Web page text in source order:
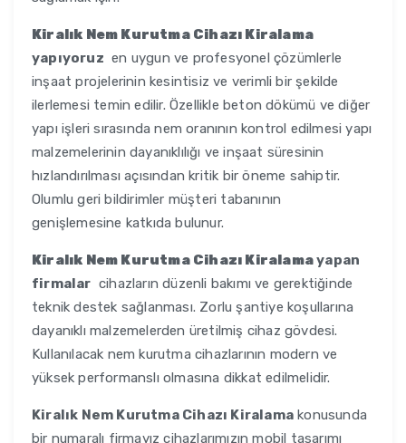
Kiralık Nem Kurutma Cihazı Kiralama
yapıyoruz en uygun ve profesyonel çözümlerle
inşaat projelerinin kesintisiz ve verimli bir şekilde
ilerlemesi temin edilir. Özellikle beton dökümü ve diğer
yapı işleri sırasında nem oranının kontrol edilmesi yapı
malzemelerinin dayanıklılığı ve inşaat süresinin
hızlandırılması açısından kritik bir öneme sahiptir.
Olumlu geri bildirimler müşteri tabanının
genişlemesine katkıda bulunur.
Kiralık Nem Kurutma Cihazı Kiralamayapan
firmalar cihazların düzenli bakımı ve gerektiğinde
teknik destek sağlanması. Zorlu şantiye koşullarına
dayanıklı malzemelerden üretilmiş cihaz gövdesi.
Kullanılacak nem kurutma cihazlarının modern ve
yüksek performanslı olmasına dikkat edilmelidir.
Kiralık Nem Kurutma Cihazı Kiralama konusunda
bir numaralı firmayız cihazlarımızın mobil tasarımı